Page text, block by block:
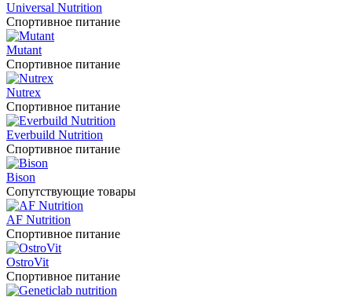
Universal Nutrition
Спортивное питание
Mutant
Спортивное питание
Nutrex
Спортивное питание
Everbuild Nutrition
Спортивное питание
Bison
Сопутствующие товары
AF Nutrition
Спортивное питание
OstroVit
Спортивное питание